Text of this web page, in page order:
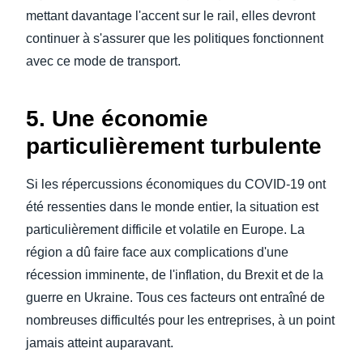
mettant davantage l'accent sur le rail, elles devront
continuer à s'assurer que les politiques fonctionnent
avec ce mode de transport.
5. Une économie
particulièrement turbulente
Si les répercussions économiques du COVID-19 ont
été ressenties dans le monde entier, la situation est
particulièrement difficile et volatile en Europe. La
région a dû faire face aux complications d'une
récession imminente, de l'inflation, du Brexit et de la
guerre en Ukraine. Tous ces facteurs ont entraîné de
nombreuses difficultés pour les entreprises, à un point
jamais atteint auparavant.